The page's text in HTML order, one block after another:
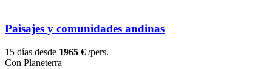
Paisajes y comunidades andinas
15 días desde 1965 € /pers.
Con Planeterra